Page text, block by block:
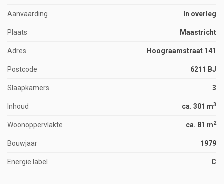
Aanvaarding In overleg
Plaats Maastricht
Adres Hoograamstraat 141
Postcode 6211 BJ
Slaapkamers 3
Inhoud ca. 301 m3
Woonoppervlakte ca. 81 m2
Bouwjaar 1979
Energie label C